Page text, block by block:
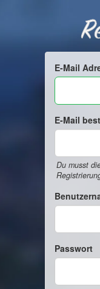
E-Mail
E-Mail
Du musst
Passwort